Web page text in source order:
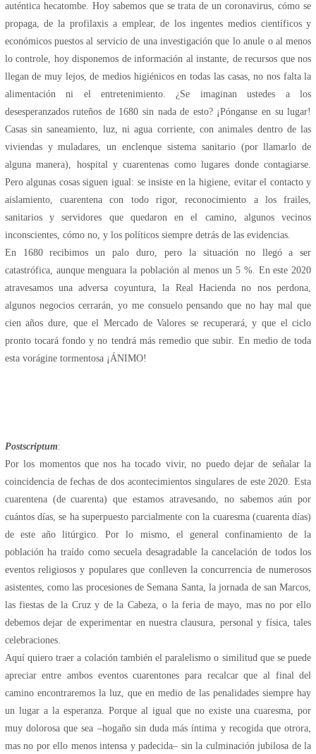
auténtica hecatombe. Hoy sabemos que se trata de un coronavirus, cómo se
propaga, de la profilaxis a emplear, de los ingentes medios científicos y
económicos puestos al servicio de una investigación que lo anule o al menos
lo controle, hoy disponemos de información al instante, de recursos que nos
llegan de muy lejos, de medios higiénicos en todas las casas, no nos falta la
alimentación ni el entretenimiento. ¿Se imaginan ustedes a los
desesperanzados ruteños de 1680 sin nada de esto? ¡Pónganse en su lugar!
Casas sin saneamiento, luz, ni agua corriente, con animales dentro de las
viviendas y muladares, un enclenque sistema sanitario (por llamarlo de
alguna manera), hospital y cuarentenas como lugares donde contagiarse.
Pero algunas cosas siguen igual: se insiste en la higiene, evitar el contacto y
aislamiento, cuarentena con todo rigor, reconocimiento a los frailes,
sanitarios y servidores que quedaron en el camino, algunos vecinos
inconscientes, cómo no, y los políticos siempre detrás de las evidencias.
En 1680 recibimos un palo duro, pero la situación no llegó a ser
catastrófica, aunque menguara la población al menos un 5 %. En este 2020
atravesamos una adversa coyuntura, la Real Hacienda no nos perdona,
algunos negocios cerrarán, yo me consuelo pensando que no hay mal que
cien años dure, que el Mercado de Valores se recuperará, y que el ciclo
pronto tocará fondo y no tendrá más remedio que subir. En medio de toda
esta vorágine tormentosa ¡ÁNIMO!
Postscriptum:
Por los momentos que nos ha tocado vivir, no puedo dejar de señalar la
coincidencia de fechas de dos acontecimientos singulares de este 2020. Esta
cuarentena (de cuarenta) que estamos atravesando, no sabemos aún por
cuántos días, se ha superpuesto parcialmente con la cuaresma (cuarenta días)
de este año litúrgico. Por lo mismo, el general confinamiento de la
población ha traído como secuela desagradable la cancelación de todos los
eventos religiosos y populares que conlleven la concurrencia de numerosos
asistentes, como las procesiones de Semana Santa, la jornada de san Marcos,
las fiestas de la Cruz y de la Cabeza, o la feria de mayo, mas no por ello
debemos dejar de experimentar en nuestra clausura, personal y física, tales
celebraciones.
Aquí quiero traer a colación también el paralelismo o similitud que se puede
apreciar entre ambos eventos cuarentones para recalcar que al final del
camino encontraremos la luz, que en medio de las penalidades siempre hay
un lugar a la esperanza. Porque al igual que no existe una cuaresma, por
muy dolorosa que sea –hogaño sin duda más íntima y recogida que otrora,
mas no por ello menos intensa y padecida– sin la culminación jubilosa de la